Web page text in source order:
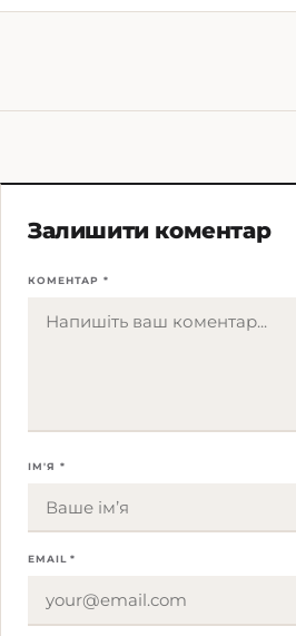
Залишити коментар
КОМЕНТАР *
ІМ'Я *
EMAIL *